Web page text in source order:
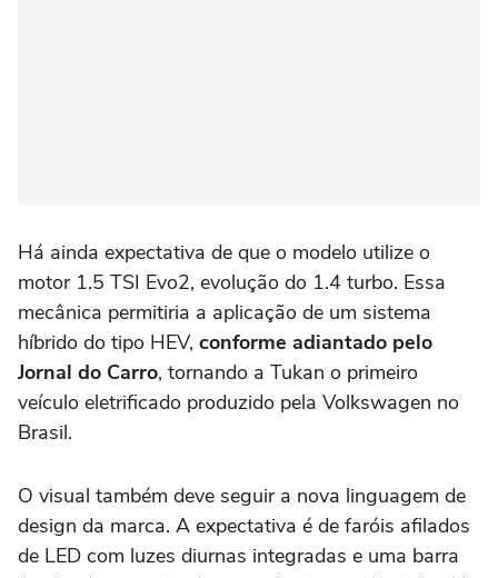
Há ainda expectativa de que o modelo utilize o
motor 1.5 TSI Evo2, evolução do 1.4 turbo. Essa
mecânica permitiria a aplicação de um sistema
híbrido do tipo HEV, conforme adiantado pelo
Jornal do Carro, tornando a Tukan o primeiro
veículo eletrificado produzido pela Volkswagen no
Brasil.
O visual também deve seguir a nova linguagem de
design da marca. A expectativa é de faróis afilados
de LED com luzes diurnas integradas e uma barra